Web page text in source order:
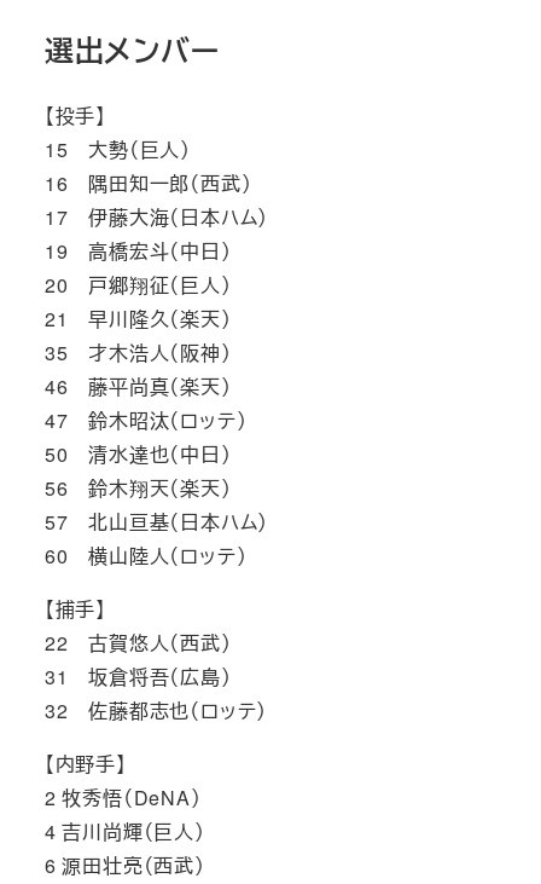
選出メンバー
【投手】
15 大勢（巨人）
16 隅田知一郎（西武）
17 伊藤大海（日本ハム）
19 高橋宏斗（中日）
20 戸郷翔征（巨人）
21 早川隆久（楽天）
35 才木浩人（阪神）
46 藤平尚真（楽天）
47 鈴木昭汰（ロッテ）
50 清水達也（中日）
56 鈴木翔天（楽天）
57 北山亘基（日本ハム）
60 横山陸人（ロッテ）
【捕手】
22 古賀悠人（西武）
31 坂倉将吾（広島）
32 佐藤都志也（ロッテ）
【内野手】
2 牧秀悟（DeNA）
4 吉川尚輝（巨人）
6 源田壮亮（西武）